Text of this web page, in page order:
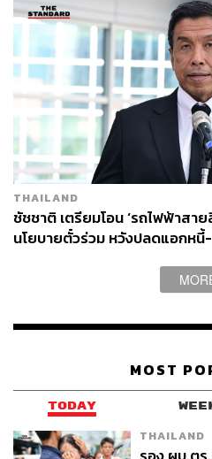
TAGS: บางนา ชัชชาติ สิทธิพันธุ์
ศูนย์ออกแบบและพัฒนาเมือ
ผู้ว่าราชการกรุงเทพมหานค
ABOUT
กองบรรณาธิ
THAILAND
ชัชชาติ เตรียมโอน ‘รถไฟฟ้าสา
นโยบายตั๋วร่วม หวังปลดแอกห
MOST
TODAY
THAILAND